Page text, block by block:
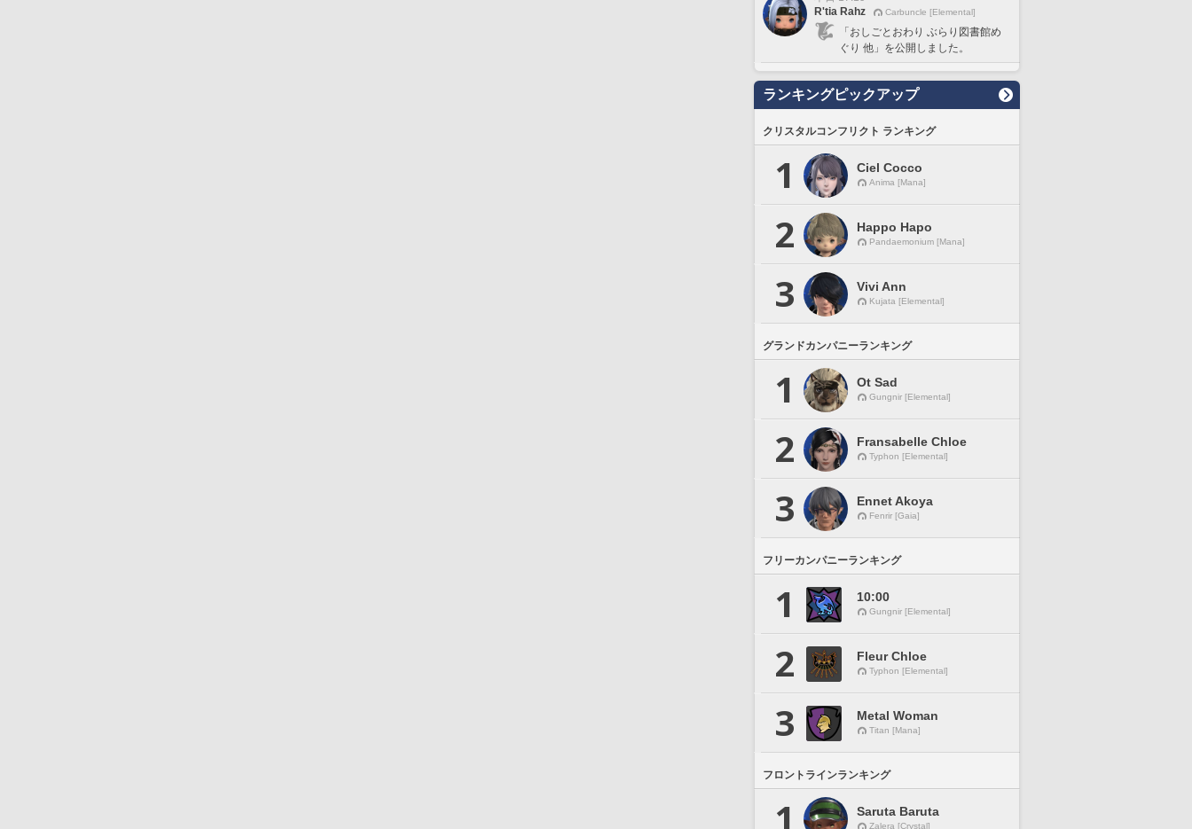
R'tia Rahz
Carbuncle [Elemental]
「おしごとおわり ぶらり図書館め
ぐり 他」を公開しました。
ランキングピックアップ
クリスタルコンフリクト ランキング
1 Ciel Cocco
Anima [Mana]
2 Happo Hapo
Pandaemonium [Mana]
3 Vivi Ann
Kujata [Elemental]
グランドカンパニーランキング
1 Ot Sad
Gungnir [Elemental]
2 Fransabelle Chloe
Typhon [Elemental]
3 Ennet Akoya
Fenrir [Gaia]
フリーカンパニーランキング
1 10:00
Gungnir [Elemental]
2 Fleur Chloe
Typhon [Elemental]
3 Metal Woman
Titan [Mana]
フロントラインランキング
1 Saruta Baruta
Zalera [Crystal]